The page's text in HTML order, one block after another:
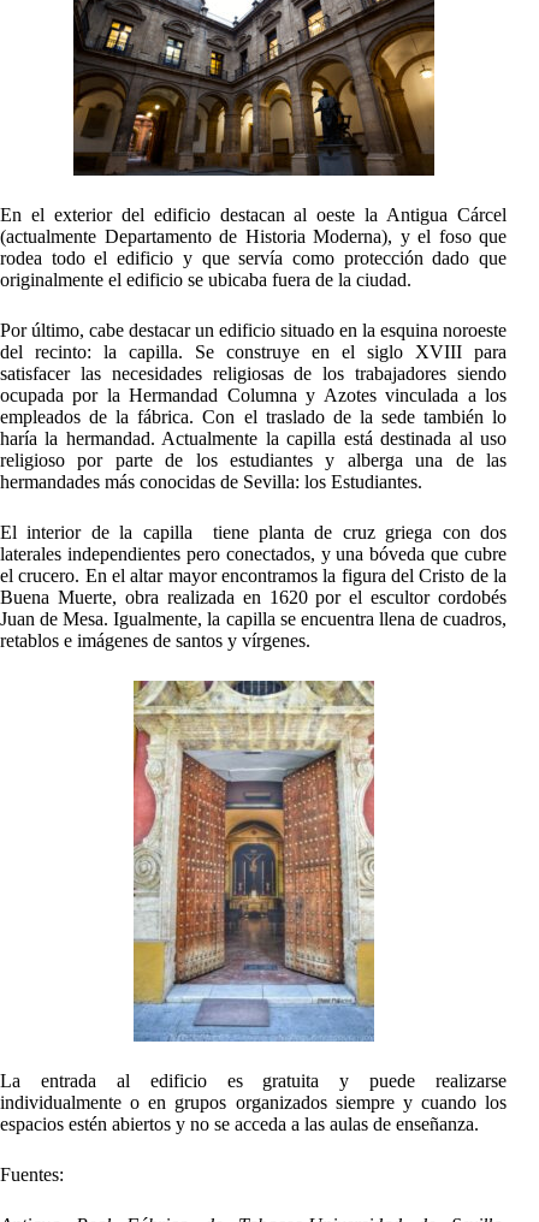
En el exterior del edificio destacan al oeste la Antigua Cárcel
(actualmente Departamento de Historia Moderna), y el foso que
rodea todo el edificio y que servía como protección dado que
originalmente el edificio se ubicaba fuera de la ciudad.
Por último, cabe destacar un edificio situado en la esquina noroeste
del recinto: la capilla. Se construye en el siglo XVIII para
satisfacer las necesidades religiosas de los trabajadores siendo
ocupada por la Hermandad Columna y Azotes vinculada a los
empleados de la fábrica. Con el traslado de la sede también lo
haría la hermandad. Actualmente la capilla está destinada al uso
religioso por parte de los estudiantes y alberga una de las
hermandades más conocidas de Sevilla: los Estudiantes.
El interior de la capilla tiene planta de cruz griega con dos
laterales independientes pero conectados, y una bóveda que cubre
el crucero. En el altar mayor encontramos la figura del Cristo de la
Buena Muerte, obra realizada en 1620 por el escultor cordobés
Juan de Mesa. Igualmente, la capilla se encuentra llena de cuadros,
retablos e imágenes de santos y vírgenes.
La entrada al edificio es gratuita y puede realizarse
individualmente o en grupos organizados siempre y cuando los
espacios estén abiertos y no se acceda a las aulas de enseñanza.
Fuentes: